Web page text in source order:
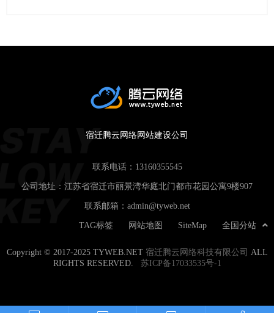
宿迁腾云网络网站建设公司
联系电话： 13160355545
公司地址：江苏省宿迁市丽景湾华庭北门都市花园公寓9楼907
联系邮箱： admin@tyweb.net
全国分站
SiteMap
网站地图
TAG标签
Copyright © 2017-2025 TYWEB.NET 宿迁腾云网络科技有限公司
ALL
RIGHTS RESERVED. 苏ICP备17033535号-1